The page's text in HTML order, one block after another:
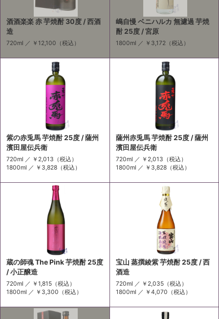
酒酒楽楽 赤 芋焼酎 30度 / 西酒
造
720ml ／ ￥12,100 （税込）
嶋自慢 ベニハルカ 無濾過 芋焼
酎 25度 / 宮原
1800ml ／ ￥3,172 （税込）
紫の赤兎馬 芋焼酎 25度 / 薩州
濱田屋伝兵衛
720ml ／ ￥2,013 （税込）
1800ml ／ ￥3,828 （税込）
薩州赤兎馬 芋焼酎 25度 / 薩州
濱田屋伝兵衛
720ml ／ ￥2,013 （税込）
1800ml ／ ￥3,828（税込）
蔵の師魂 The Pink 芋焼酎 25度
/ 小正醸造
720ml ／ ￥1,815 （税込）
1800ml ／ ￥3,300 （税込）
宝山 蒸撰綾紫 芋焼酎 25度 / 西
酒造
720ml ／ ￥2,035（税込）
1800ml ／ ￥4,070 （税込）